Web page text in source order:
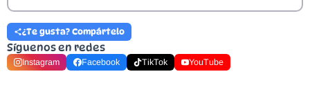
¿Te gusta? Compártelo
Síguenos en redes
Instagram Facebook TikTok YouTube